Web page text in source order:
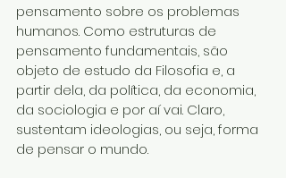
pensamento sobre os problemas
humanos. Como estruturas de
pensamento fundamentais, são
objeto de estudo da Filosofia e, a
partir dela, da política, da economia,
da sociologia e por aí vai. Claro,
sustentam ideologias, ou seja, forma
de pensar o mundo.